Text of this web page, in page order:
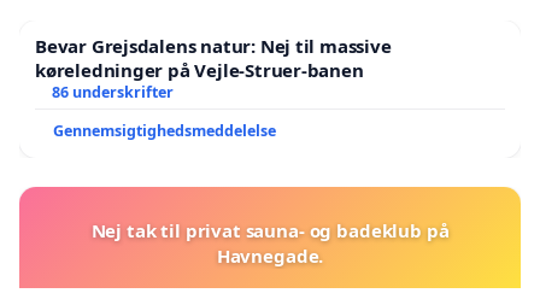
Bevar Grejsdalens natur: Nej til massive
køreledninger på Vejle-Struer-banen
86 underskrifter
Gennemsigtighedsmeddelelse
Nej tak til privat sauna- og badeklub på
Havnegade.